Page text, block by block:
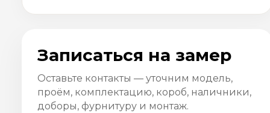
Записаться на замер
Оставьте контакты — уточним модель,
проём, комплектацию, короб, наличники,
доборы, фурнитуру и монтаж.